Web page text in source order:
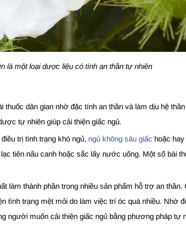
là một loại dược liệu có tính an thần tự nhiên
dân gian nhờ đặc tính an thần và làm dịu hệ
tự nhiên giúp cải thiện giấc ngủ.
trị tình trạng khó ngủ, ngủ không sâu giấc hoặc
tiên nấu canh hoặc sắc lấy nước uống. Một số bài
làm thành phần trong nhiều sản phẩm hỗ trợ an
tình trạng mệt mỏi do làm việc trí óc quá nhiều. Nhờ
người muốn cải thiện giấc ngủ bằng phương pháp tự